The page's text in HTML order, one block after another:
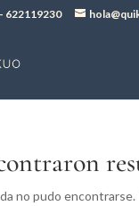
622119230
no pudo